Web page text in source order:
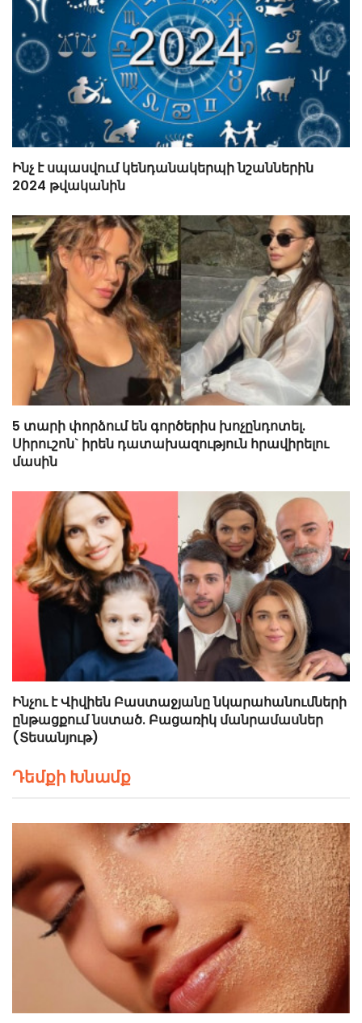
Ինչ է սպասվում կենդանակերպի նշաններին
2024 թվականին
5 տարի փորձում են գործերիս խոչընդոտել.
Սիրուշոն` իրեն դատախազություն հրավիրելու
մասին
Ինչու է Վիվիեն Բաստաջյանը նկարահանումների
ընթացքում նստած. Բացառիկ մանրամասներ
(Տեսանյութ)
Դեմքի Խնամք